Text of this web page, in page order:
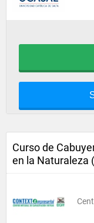
Curso de
en la Naturaleza